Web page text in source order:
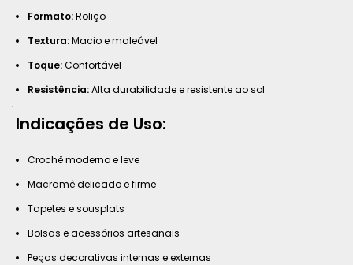
Formato:Roliço
Textura:Macio e maleável
Toque:Confortável
Resistência:Alta durabilidade e resistente ao sol
Indicações de Uso:
Crochê moderno e leve
Macramê delicado e firme
Tapetes e sousplats
Bolsas e acessórios artesanais
Peças decorativas internas e externas